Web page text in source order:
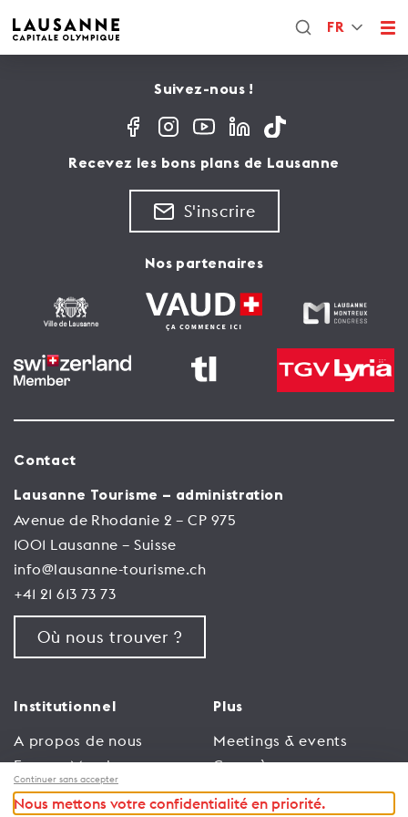
FR
Suivez-nous !
Recevez les bons plans de Lausanne
S'inscrire
Nos partenaires
Contact
Lausanne Tourisme – administration
Avenue de Rhodanie 2 – CP 975
1001 Lausanne – Suisse
info@lausanne-tourisme.ch
+41 21 613 73 73
Où nous trouver ?
Institutionnel
A propos de nous
Espace Membres
Emploi
Plus
Meetings & events
Congrès
Trade
Continuer sans accepter
Nous mettons votre confidentialité en priorité.